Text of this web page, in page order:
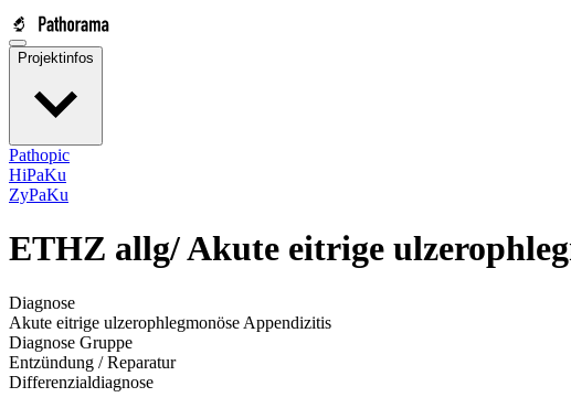
Projektinfos
Pathopic
HiPaKu
ZyPaKu
ETHZ allg/Akute eitrige
Diagnose
Akute eitrige ulzerophlegmonöse Appendizitis
Diagnose Gruppe
Entzündung / Reparatur
Differenzialdiagnose